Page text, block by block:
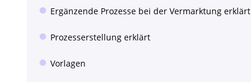
Ergänzende Prozesse bei der Vermarktung erklärt
Prozesserstellung erklärt
Vorlagen